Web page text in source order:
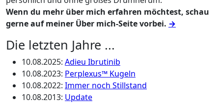
Wenn du mehr über mich erfahren möchtest, schau
gerne auf meiner Über mich-Seite vorbei. →
Die letzten Jahre ...
10.08.2025: Adieu Ibrutinib
10.08.2023: Perplexus™ Kugeln
10.08.2022: Immer noch Stillstand
10.08.2013: Update